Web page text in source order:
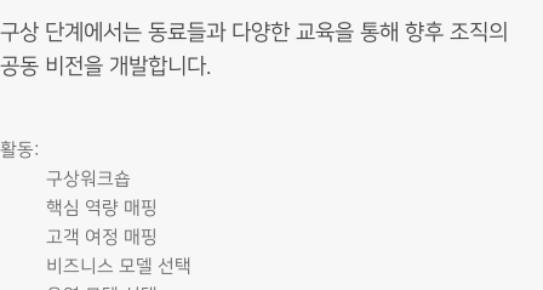
구상 단계에서는 동료들과 다양한 교육을 통해 향후 조직의
공동 비전을 개발합니다.
활동:
구상워크숍
핵심 역량 매핑
고객 여정 매핑
비즈니스 모델 선택